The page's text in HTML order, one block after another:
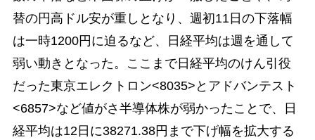
替の円高ドル安が重しとなり、週初11日の下落幅
は一時1200円に迫るなど、日経平均は週を通して
弱い動きとなった。ここまで日経平均のけん引役
だった東京エレクトロン<8035>とアドバンテスト
<6857>など値がさ半導体株が弱かったことで、日
経平均は12日に38271.38円まで下げ幅を拡大する